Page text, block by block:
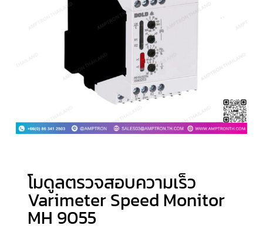
โมดูลตรวจสอบความเร็ว
Varimeter Speed Monitor
MH 9055